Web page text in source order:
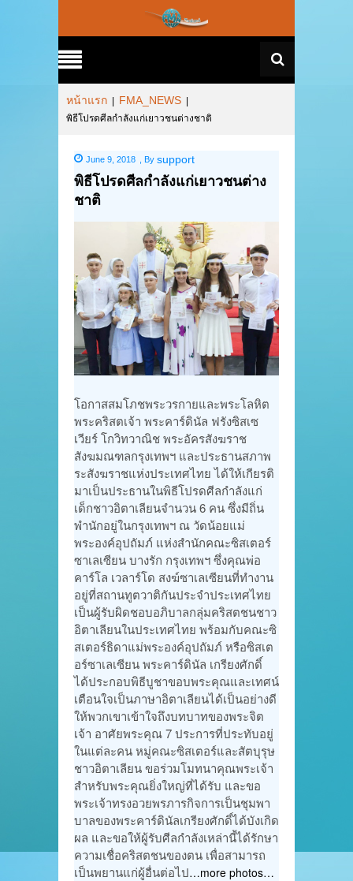
หน้าแรก FMA_NEWS
พิธีโปรดศีลกำลังแก่เยาวชนต่างชาติ
June 9, 2018 By support
พิธีโปรดศีลกำลังแก่เยาวชนต่าง
ชาติ
โอกาสสมโภชพระวรกายและพระโลหิต
พระคริสตเจ้า พระคาร์ดินัล ฟรังซิสเซ
เวียร์ โกวิทวาณิช พระอัครสังฆราช
สังฆมณฑลกรุงเทพฯ และประธานสภาพ
ระสังฆราชแห่งประเทศไทย ได้ให้เกียรติ
มาเป็นประธานในพิธีโปรดศีลกำลังแก่
เด็กชาวอิตาเลียนจำนวน 6 คน ซึ่งมีถิ่น
พำนักอยู่ในกรุงเทพฯ ณ วัดน้อยแม่
พระองค์อุปถัมภ์ แห่งสำนักคณะซิสเตอร์
ซาเลเซียน บางรัก กรุงเทพฯ ซึ่งคุณพ่อ
คาร์โล เวลาร์โด สงฆ์ซาเลเซียนที่ทำงาน
อยู่ที่สถานทูตวาติกันประจำประเทศไทย
เป็นผู้รับผิดชอบอภิบาลกลุ่มคริสตชนชาว
อิตาเลียนในประเทศไทย พร้อมกับคณะซิ
สเตอร์ธิดาแม่พระองค์อุปถัมภ์ หรือซิสเต
อร์ซาเลเซียน พระคาร์ดินัล เกรียงศักดิ์
ได้ประกอบพิธีบูชาขอบพระคุณและเทศน์
เตือนใจเป็นภาษาอิตาเลียนได้เป็นอย่างดี
ให้พวกเขาเข้าใจถึงบทบาทของพระจิต
เจ้า อาศัยพระคุณ 7 ประการที่ประทับอยู่
ในแต่ละคน หมู่คณะซิสเตอร์และสัตบุรุษ
ชาวอิตาเลียน ขอร่วมโมทนาคุณพระเจ้า
สำหรับพระคุณยิ่งใหญ่ที่ได้รับ และขอ
พระเจ้าทรงอวยพรภารกิจการเป็นชุมพา
บาลของพระคาร์ดินัลเกรียงศักดิ์ได้บังเกิด
ผล และขอให้ผู้รับศีลกำลังเหล่านี้ได้รักษา
ความเชื่อคริสตชนของตน เพื่อสามารถ
เป็นพยานแก่ผู้อื่นต่อไป…more photos…